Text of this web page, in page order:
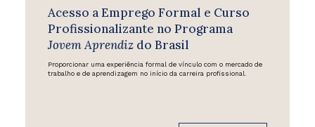
Acesso a Emprego Formal e Curso
Profissionalizante no Programa
Jovem Aprendizdo Brasil
Proporcionar uma experiência formal de vínculo com o mercado de
trabalho e de aprendizagem no início da carreira profissional.